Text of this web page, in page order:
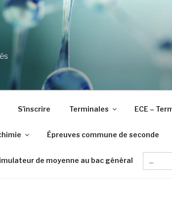
S’inscrire Terminales ECE –
Épreuves commune de seconde
de moyenne au bac général
Search
for: